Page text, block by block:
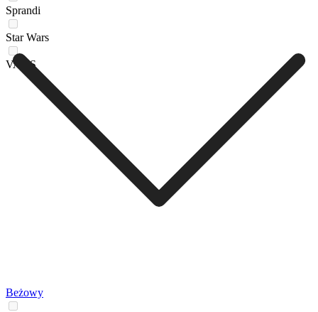
Sprandi
Star Wars
VANS
Beżowy